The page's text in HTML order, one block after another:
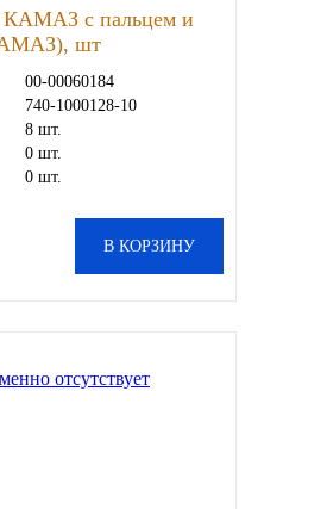
КАМАЗ с пальцем и
шт
00-00060184
740-1000128-10
8 шт.
0 шт.
0 шт.
В КОРЗИНУ